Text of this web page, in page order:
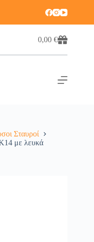
0,00€
Σταυροί
με λευκά